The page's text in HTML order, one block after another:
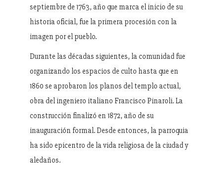
septiembre de 1763, año que marca el inicio de su
historia oficial, fue la primera procesión con la
imagen por el pueblo.
Durante las décadas siguientes, la comunidad fue
organizando los espacios de culto hasta que en
1860 se aprobaron los planos del templo actual,
obra del ingeniero italiano Francisco Pinaroli. La
construcción finalizó en 1872, año de su
inauguración formal. Desde entonces, la parroquia
ha sido epicentro de la vida religiosa de la ciudad y
aledaños.